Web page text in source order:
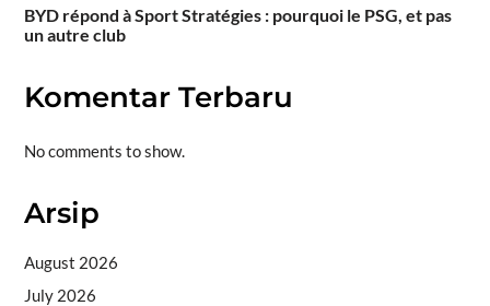
BYD répond à Sport Stratégies : pourquoi le PSG, et pas
un autre club
Komentar Terbaru
No comments to show.
Arsip
August 2026
July 2026